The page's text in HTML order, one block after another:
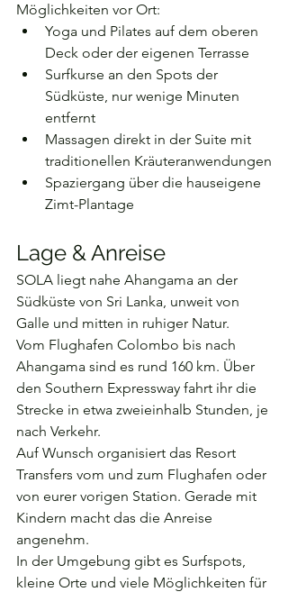
Möglichkeiten vor Ort:
Yoga und Pilates auf dem oberen
Deck oder der eigenen Terrasse
Surfkurse an den Spots der
Südküste, nur wenige Minuten
entfernt
Massagen direkt in der Suite mit
traditionellen Kräuteranwendungen
Spaziergang über die hauseigene
Zimt-Plantage
Lage & Anreise
SOLA liegt nahe Ahangama an der
Südküste von Sri Lanka, unweit von
Galle und mitten in ruhiger Natur.
Vom Flughafen Colombo bis nach
Ahangama sind es rund 160 km. Über
den Southern Expressway fahrt ihr die
Strecke in etwa zweieinhalb Stunden, je
nach Verkehr.
Auf Wunsch organisiert das Resort
Transfers vom und zum Flughafen oder
von eurer vorigen Station. Gerade mit
Kindern macht das die Anreise
angenehm.
In der Umgebung gibt es Surfspots,
kleine Orte und viele Möglichkeiten für